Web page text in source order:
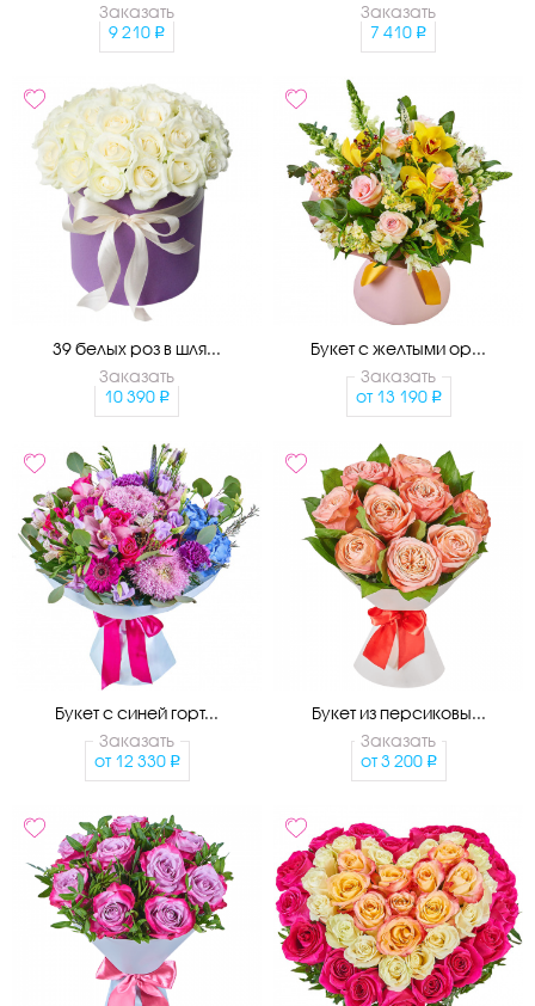
Заказать
9 210
Заказать
7 410
39 белых роз в шля...
Заказать
10 390
Букет с желтыми ор...
Заказать
от 13 190
Букет с синей горт...
Заказать
от 12 330
Букет из персиковы...
Заказать
от 3 200